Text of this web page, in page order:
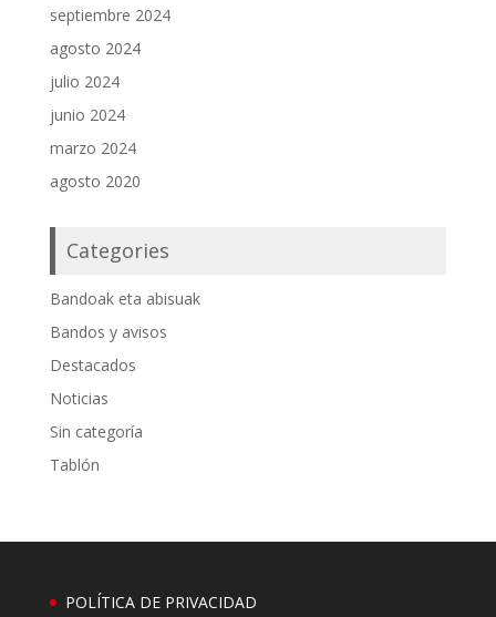
septiembre 2024
agosto 2024
julio 2024
junio 2024
marzo 2024
agosto 2020
Categories
Bandoak eta abisuak
Bandos y avisos
Destacados
Noticias
Sin categoría
Tablón
POLÍTICA DE PRIVACIDAD